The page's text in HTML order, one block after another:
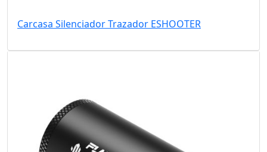
Carcasa Silenciador Trazador ESHOOTER